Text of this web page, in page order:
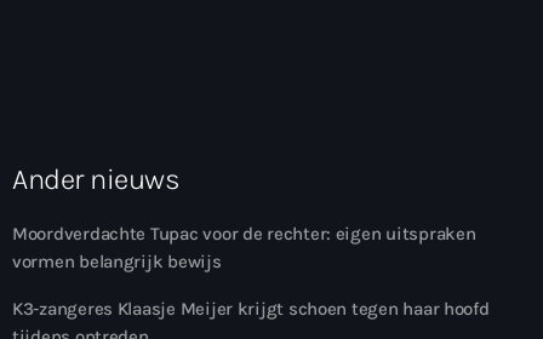
Ander nieuws
Moordverdachte Tupac voor de rechter: eigen uitspraken
vormen belangrijk bewijs
K3-zangeres Klaasje Meijer krijgt schoen tegen haar hoofd